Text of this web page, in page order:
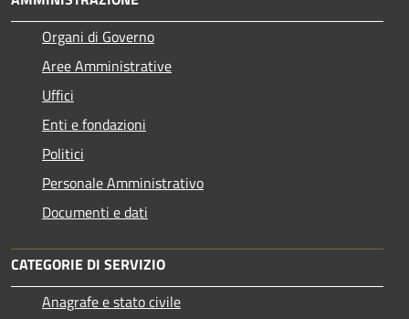
Organi di Governo
Aree Amministrative
Uffici
Enti e fondazioni
Politici
Personale Amministrativo
Documenti e dati
CATEGORIE DI SERVIZIO
Anagrafe e stato civile